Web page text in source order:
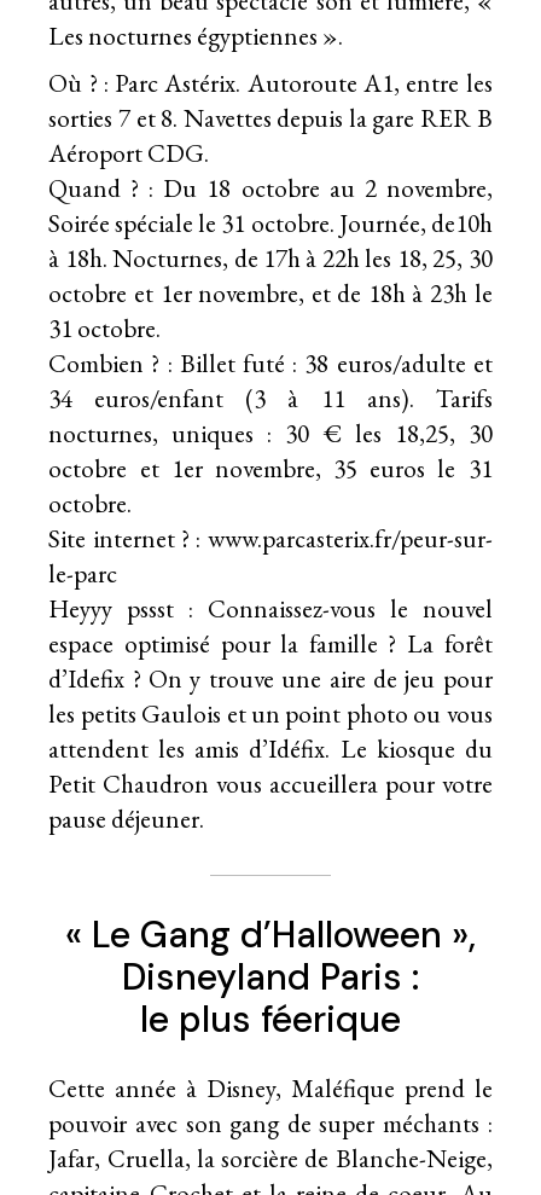
Les nocturnes égyptiennes ».
Où ? : Parc Astérix. Autoroute A1, entre les
sorties 7 et 8. Navettes depuis la gare RER B
Aéroport CDG.
Quand ? : Du 18 octobre au 2 novembre,
Soirée spéciale le 31 octobre. Journée, de10h
à 18h. Nocturnes, de 17h à 22h les 18, 25, 30
octobre et 1er novembre, et de 18h à 23h le
31 octobre.
Combien ? : Billet futé : 38 euros/adulte et
34 euros/enfant (3 à 11 ans). Tarifs
nocturnes, uniques : 30 € les 18,25, 30
octobre et 1er novembre, 35 euros le 31
octobre.
Site internet ? : www.parcasterix.fr/peur-sur-
le-parc
Heyyy pssst : Connaissez-vous le nouvel
espace optimisé pour la famille ? La forêt
d’Idefix ? On y trouve une aire de jeu pour
les petits Gaulois et un point photo ou vous
attendent les amis d’Idéfix. Le kiosque du
Petit Chaudron vous accueillera pour votre
pause déjeuner.
« Le Gang d’Halloween »,
Disneyland Paris :
le plus féerique
Cette année à Disney, Maléfique prend le
pouvoir avec son gang de super méchants :
Jafar, Cruella, la sorcière de Blanche-Neige,